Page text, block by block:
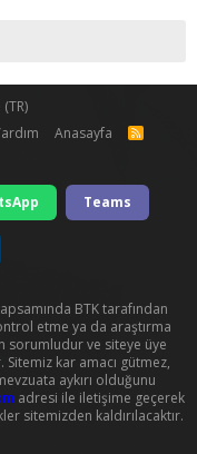
Anasayfa
R
Teams
BTK tarafından
etme ya da araştırma
sorumludur ve siteye üye
kar amacı gütmez,
aykırı olduğunu
adresi ile iletişime geçerek
sitemizden kaldırılacaktır.